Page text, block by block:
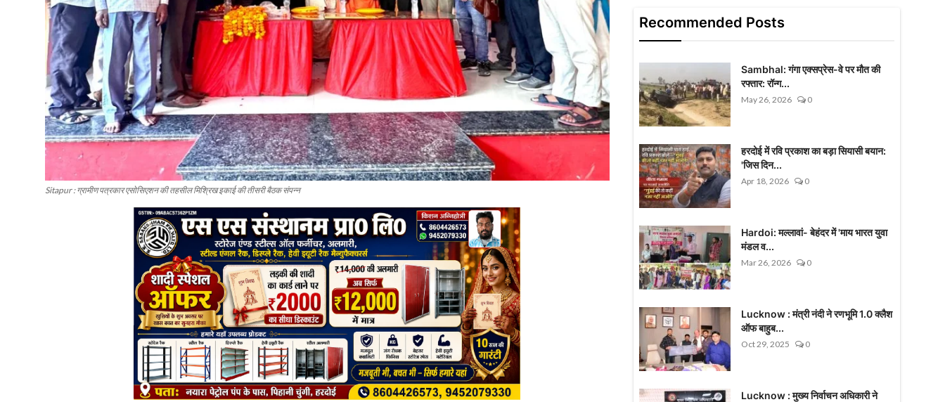
Sitapur : ग्रामीण पत्रकार एसोसिएशन की तहसील मिश्रिख इकाई की तीसरी बैठक संपन्न
Recommended Posts
Sambhal: गंगा एक्सप्रेस-वे पर मौत की
रफ्तार: रॉन्ग...
May 26, 2026 0
हरदोई में रवि प्रकाश का बड़ा सियासी बयान:
'जिस दिन...
Apr 18, 2026 0
Hardoi: मल्लावां- बेहंदर में 'माय भारत युवा
मंडल व...
Mar 26, 2026 0
Lucknow : मंत्री नंदी ने रणभूमि 1.0 क्लैश
ऑफ बाहुब...
Oct 29, 2025 0
Lucknow : मुख्य निर्वाचन अधिकारी ने